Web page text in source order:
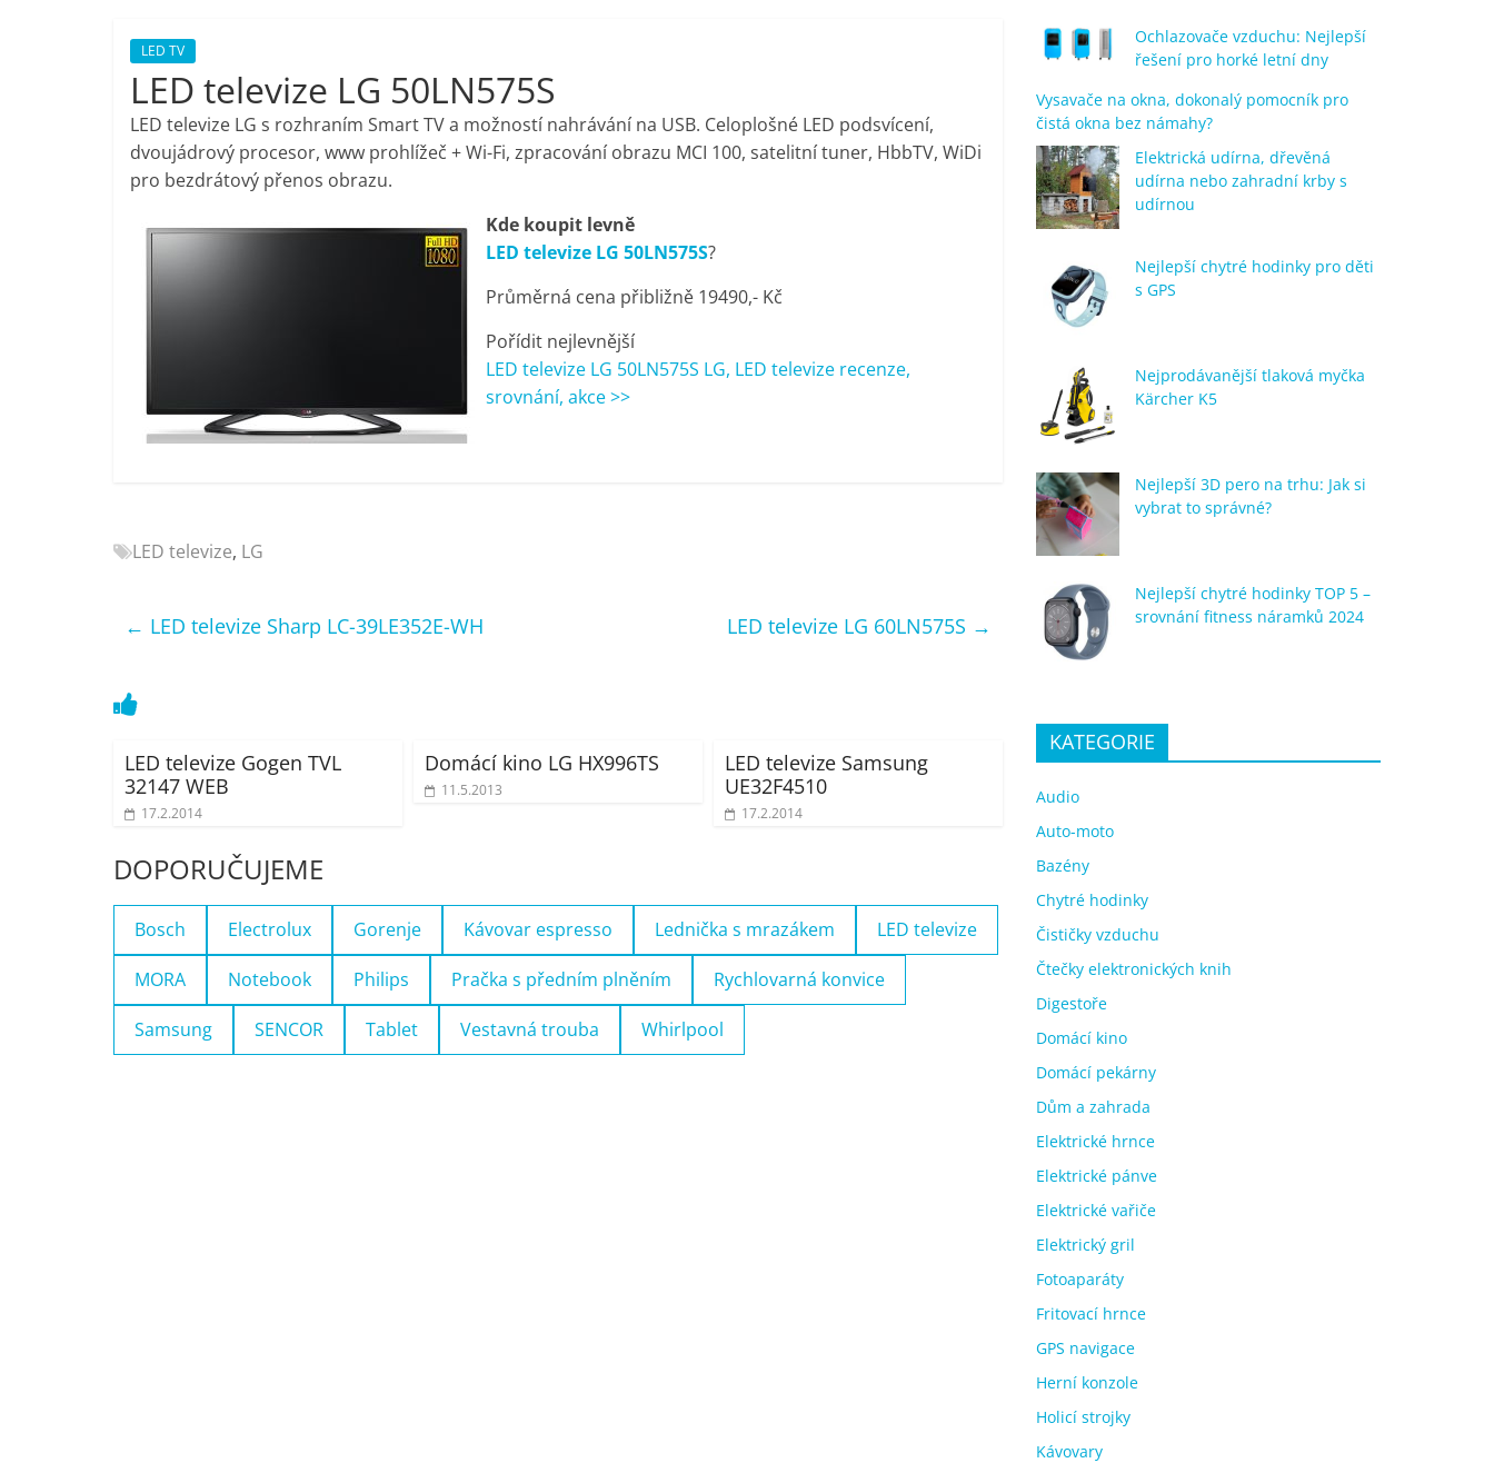
porovnání,
pračky,
televize,
notebooky,
mobilní
telefony,
kávovary,
elektronika
OK,
televize,
mobilní
telefony,
kávovary,
LED TV
LED televize LG 50LN575S
LED televize LG s rozhraním Smart TV a možností nahrávání na USB. Celoplošné LED podsvícení,
dvoujádrový procesor, www prohlížeč + Wi-Fi, zpracování obrazu MCI 100, satelitní tuner, HbbTV, WiDi
pro bezdrátový přenos obrazu.
Kde koupit levně
LED televize LG 50LN575S?
Průměrná cena přibližně 19490,- Kč
Pořídit nejlevnější
LED televize LG 50LN575S LG, LED televize recenze,
srovnání, akce >>
LED televize, LG
← LED televize Sharp LC-39LE352E-WH LED televize LG 60LN575S →
LED televize Gogen TVL
32147 WEB
17.2.2014
Domácí kino LG HX996TS
11.5.2013
LED televize Samsung
UE32F4510
17.2.2014
DOPORUČUJEME
Bosch Electrolux Gorenje Kávovar espresso Lednička s mrazákem LED televize
MORA Notebook Philips Pračka s předním plněním Rychlovarná konvice
Samsung SENCOR Tablet Vestavná trouba Whirlpool
Ochlazovače vzduchu: Nejlepší
řešení pro horké letní dny
Vysavače na okna, dokonalý pomocník pro
čistá okna bez námahy?
Elektrická udírna, dřevěná
udírna nebo zahradní krby s
udírnou
Nejlepší chytré hodinky pro děti
s GPS
Nejprodávanější tlaková myčka
Kärcher K5
Nejlepší 3D pero na trhu: Jak si
vybrat to správné?
Nejlepší chytré hodinky TOP 5 –
srovnání fitness náramků 2024
KATEGORIE
Audio
Auto-moto
Bazény
Chytré hodinky
Čističky vzduchu
Čtečky elektronických knih
Digestoře
Domácí kino
Domácí pekárny
Dům a zahrada
Elektrické hrnce
Elektrické pánve
Elektrické vařiče
Elektrický gril
Fotoaparáty
Fritovací hrnce
GPS navigace
Herní konzole
Holicí strojky
Kávovary